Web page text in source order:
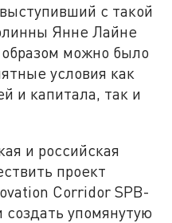
с такой
Янне Лайне
можно было
условия как
и капитала, так и
и российская
проект
Corridor SPB-
создать упомянутую